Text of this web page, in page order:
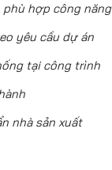
hợp công năng
yêu cầu dự án
tại công trình
nhà sản xuất